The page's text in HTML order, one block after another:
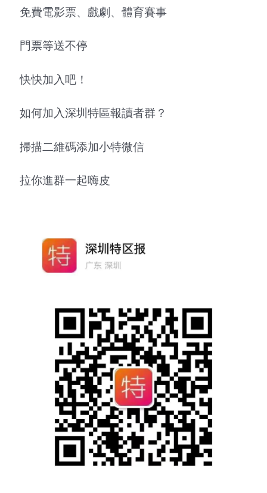
免費電影票、戲劇、體育賽事
門票等送不停
快快加入吧！
如何加入深圳特區報讀者群？
掃描二維碼添加小特微信
拉你進群一起嗨皮